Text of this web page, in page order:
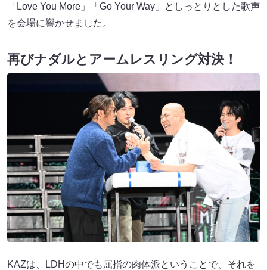
「Love You More」「Go Your Way」としっとりとした歌声
を会場に響かせました。
再びナダルとアームレスリング対決！
KAZは、LDHの中でも屈指の肉体派ということで、それを